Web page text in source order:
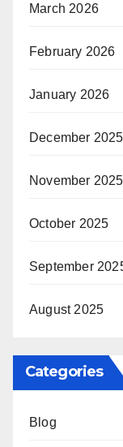
March 2026
February 2026
January 2026
December 2025
November 2025
October 2025
September
August 2025
Categories
Blog